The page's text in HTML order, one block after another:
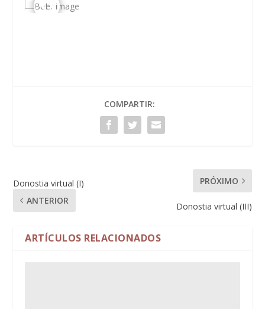
COMPARTIR:
Donostia virtual (I)
ANTERIOR
PRÓXIMO
Donostia virtual (III)
ARTÍCULOS RELACIONADOS